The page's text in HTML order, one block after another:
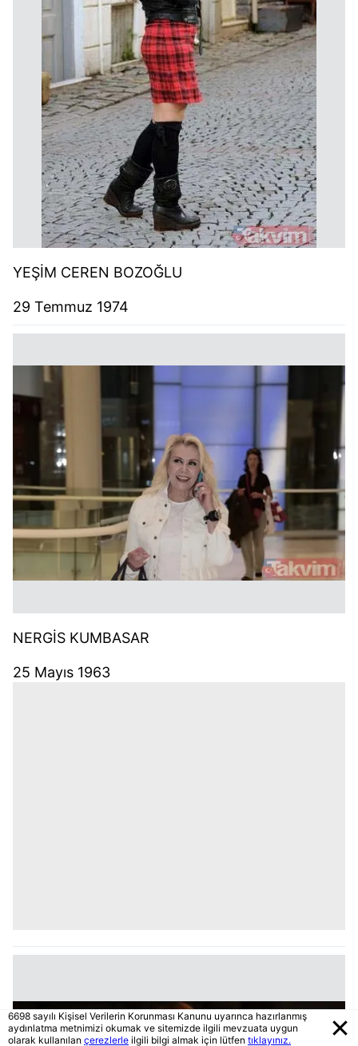
YEŞİM CEREN BOZOĞLU
29 Temmuz 1974
NERGİS KUMBASAR
25 Mayıs 1963
6698 sayılı Kişisel Verilerin Korunması Kanunu uyarınca hazırlanmış
aydınlatma metnimizi okumak ve sitemizde ilgili mevzuata uygun
olarak kullanılan çerezlerle ilgili bilgi almak için lütfen tıklayınız.